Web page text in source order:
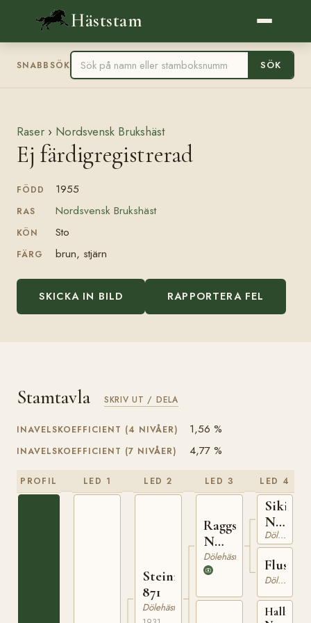
Häststam
SNABBSÖK SÖK
Raser › Nordsvensk Brukshäst
Ej färdigregistrerad
FÖDD 1955
RAS Nordsvensk Brukshäst
KÖN Sto
FÄRG brun, stjärn
SKICKA IN BILD RAPPORTERA FEL
Stamtavla SKRIV UT / DELA
INAVELSKOEFFICIENT (4 NIVÅER) 1,56 %
INAVELSKOEFFICIENT (7 NIVÅER) 4,77 %
PROFIL LED 1 LED 2
Steinrugg
871
Dölehäst
LED 3
Raggstein
N
1265
Dölehäst
LED 4
Sikil
N
1205
Dölehäst
Fluska
Dölehäst